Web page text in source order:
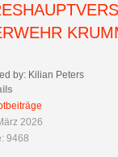
by: Kilian Peters
2026
9468